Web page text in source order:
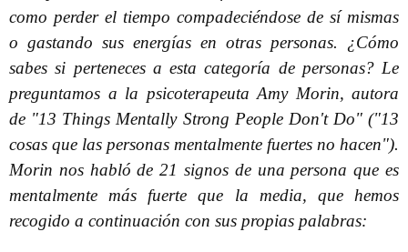
como perder el tiempo compadeciéndose de sí mismas
o gastando sus energías en otras personas. ¿Cómo
sabes si perteneces a esta categoría de personas? Le
preguntamos a la psicoterapeuta Amy Morin, autora
de "13 Things Mentally Strong People Don't Do" ("13
cosas que las personas mentalmente fuertes no hacen").
Morin nos habló de 21 signos de una persona que es
mentalmente más fuerte que la media, que hemos
recogido a continuación con sus propias palabras: